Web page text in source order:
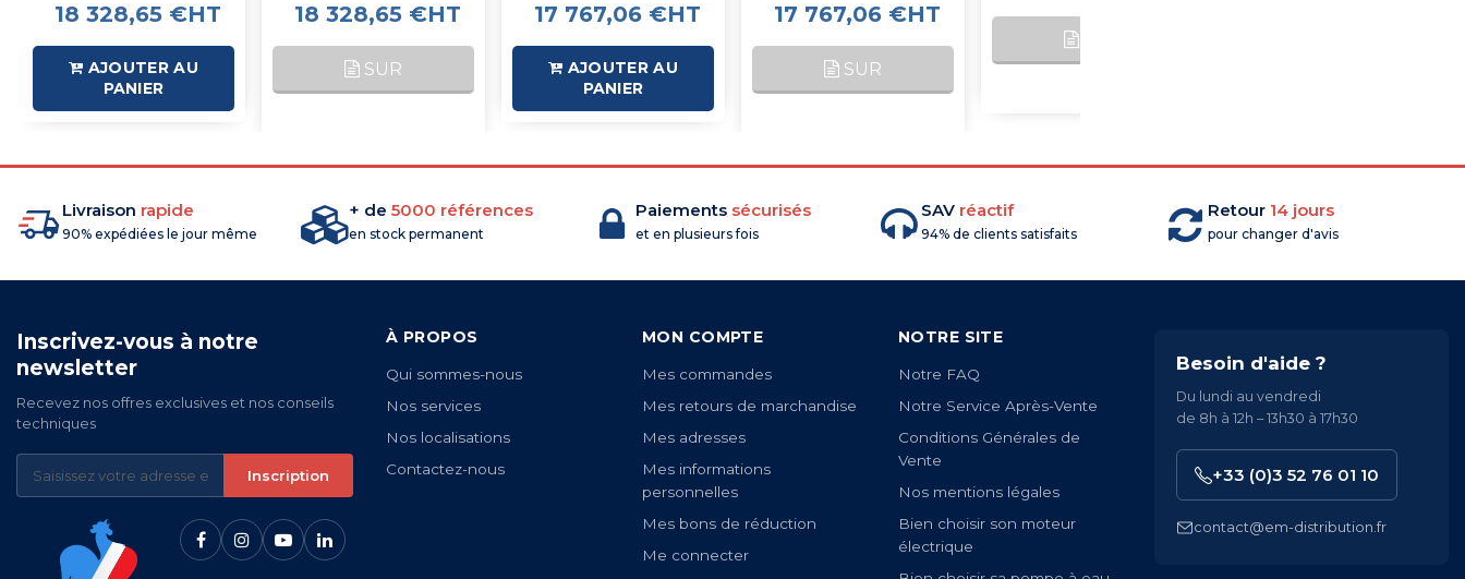
18 328,65 €HT
AJOUTER AU
PANIER
18 328,65 €HT
SUR
17 767,06 €HT
AJOUTER AU
PANIER
17 767,06 €HT
SUR
Livraison rapide
90% expédiées le jour même
+ de 5000 références
en stock permanent
Paiements sécurisés
et en plusieurs fois
SAV réactif
94% de clients satisfaits
Retour 14 jours
pour changer d'avis
Inscrivez-vous à notre
newsletter
Recevez nos offres exclusives et nos conseils
techniques
Inscription
À PROPOS
Qui sommes-nous
Nos services
Nos localisations
Contactez-nous
MON COMPTE
Mes commandes
Mes retours de marchandise
Mes adresses
Mes informations
personnelles
Mes bons de réduction
Me connecter
NOTRE SITE
Notre FAQ
Notre Service Après-Vente
Conditions Générales de
Vente
Nos mentions légales
Bien choisir son moteur
électrique
Besoin d'aide ?
Du lundi au vendredi
de 8h à 12h – 13h30 à 17h30
+33 (0)3 52 76 01 10
contact@em-distribution.fr